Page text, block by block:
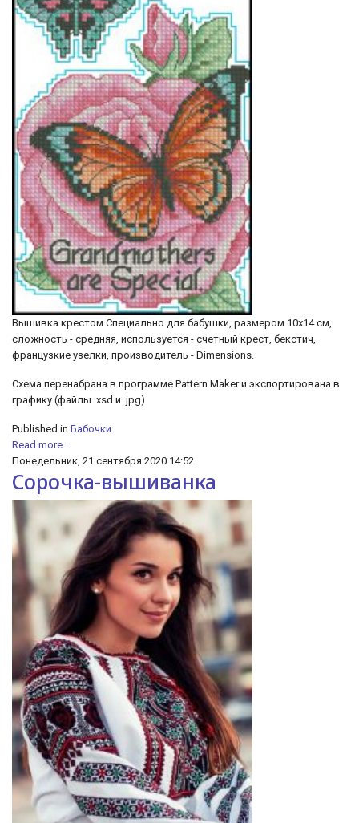
Вышивка крестом Специально для бабушки, размером 10х14 см,
сложность - средняя, используется - счетный крест, бекстич,
французкие узелки, производитель - Dimensions.
Схема перенабрана в программе Pattern Maker и экспортирована в
графику (файлы .xsd и .jpg)
Published in Бабочки
Read more...
Понедельник, 21 сентября 2020 14:52
Сорочка-вышиванка